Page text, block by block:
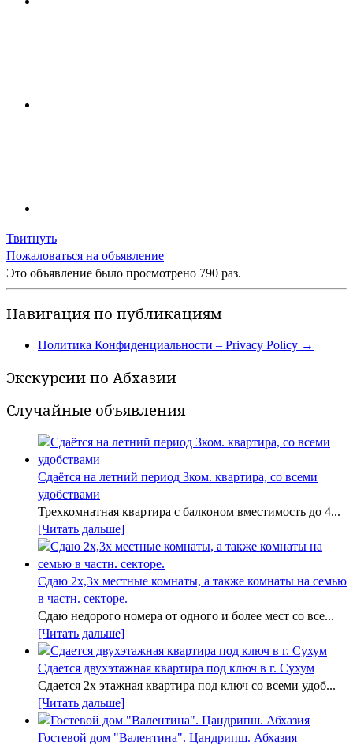
Твитнуть
Пожаловаться на объявление
Это объявление было просмотрено 790 раз.
Навигация по публикациям
Политика Конфиденциальности – Privacy Policy →
Экскурсии по Абхазии
Случайные объявления
Сдаётся на летний период 3ком. квартира, со всеми
удобствами
Трехкомнатная квартира с балконом вместимость до 4...
[Читать дальше]
Сдаю 2х,3х местные комнаты, а также комнаты на семью
в частн. секторе.
Сдаю недорого номера от одного и более мест со все...
[Читать дальше]
Сдается двухэтажная квартира под ключ в г. Сухум
Сдается 2х этажная квартира под ключ со всеми удоб...
[Читать дальше]
Гостевой дом "Валентина". Цандрипш. Абхазия